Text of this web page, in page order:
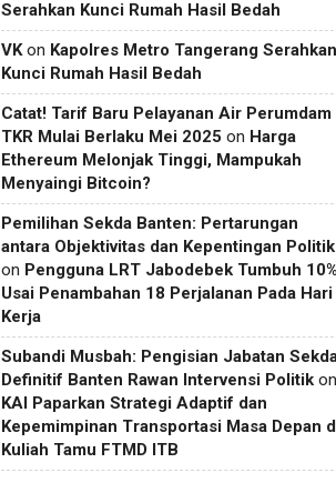
Serahkan Kunci Rumah Hasil Bedah
VKon Kapolres Metro Tangerang Serahkan
Kunci Rumah Hasil Bedah
Catat! Tarif Baru Pelayanan Air Perumdam
TKR Mulai Berlaku Mei 2025 on Harga
Ethereum Melonjak Tinggi, Mampukah
Menyaingi Bitcoin?
Pemilihan Sekda Banten: Pertarungan
antara Objektivitas dan Kepentingan Politik
on Pengguna LRT Jabodebek Tumbuh 10%
Usai Penambahan 18 Perjalanan Pada Hari
Kerja
Subandi Musbah: Pengisian Jabatan
Definitif Banten Rawan Intervensi Politik on
KAI Paparkan Strategi Adaptif dan
Kepemimpinan Transportasi Masa Depan
Kuliah Tamu FTMD ITB